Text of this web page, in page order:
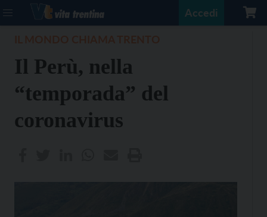
Accedi
Il Perù, nella
“temporada” del
coronavirus